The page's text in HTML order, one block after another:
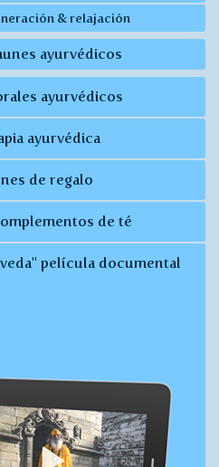
& relajación
ayurvédicos
ayurvédicos
ayurvédica
de regalo
de té
película documental